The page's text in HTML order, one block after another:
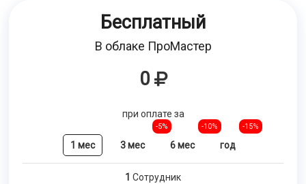
Бесплатный
В облаке ПроМастер
0
при оплате за
1 мес 3 мес
-5%
6 мес
-10%
год
-15%
1 Сотрудник